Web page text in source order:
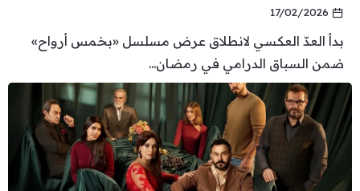
17/02/2026
بدأ العدّ العكسي لانطلاق عرض مسلسل «بخمس أرواح»
ضمن السباق الدرامي في رمضان...